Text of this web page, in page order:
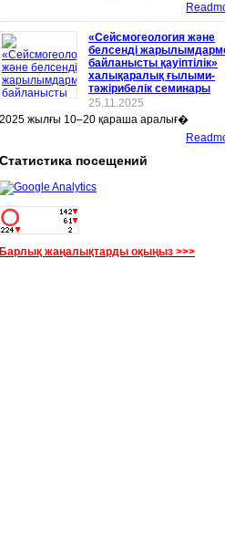
«Сейсмогеология және
белсенді
байланысты қауіптілік»
халықаралық ғылыми-
тәжірибелік семинары
25.11.2025
2025 жылғы 10–20 қараша аралығ�
Статистика посещений
Барлық жаңалықтарды оқыңыз >>>